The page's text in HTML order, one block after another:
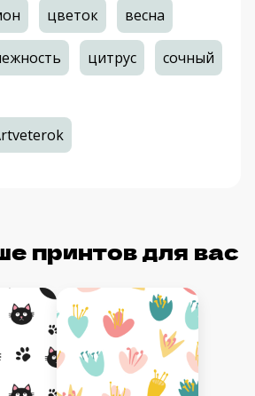
цветок весна
цитрус сочный
принтов для вас